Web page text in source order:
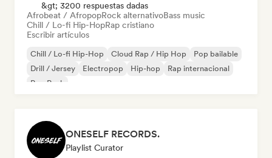
&gt; 3200 respuestas dadas
Afrobeat / AfropopRock alternativoBass music
Chill / Lo-fi Hip-HopRap cristiano
Escribir artículos
Chill / Lo-fi Hip-Hop Cloud Rap / Hip Hop
Pop bailable
Drill / Jersey
Electropop Hip-hop
Rap internacional
Pop Punk
ONESELF RECORDS.
Playlist Curator